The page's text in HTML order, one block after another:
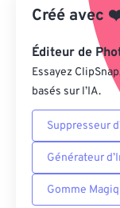
Créé avec
Éditeur de
Essayez
basés sur l’IA.
Suppresseur
Générateur
Gomme